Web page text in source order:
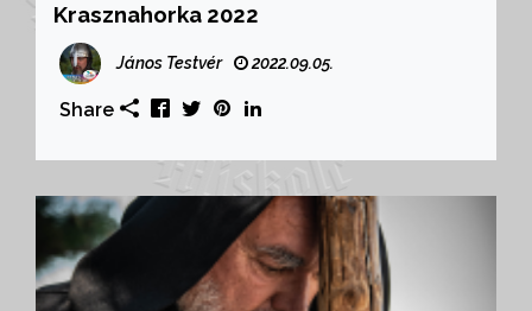
Krasznahorka 2022
János Testvér 2022.09.05.
Share